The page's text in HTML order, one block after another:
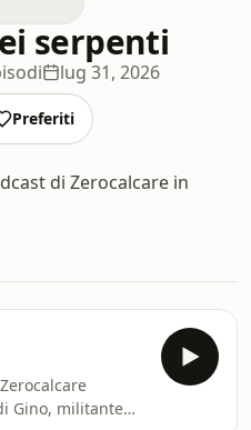
serpenti
lug 31, 2026
Preferiti
di Zerocalcare in
Gino, militante